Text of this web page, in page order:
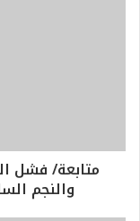
متابعة/ فشل
والنجم